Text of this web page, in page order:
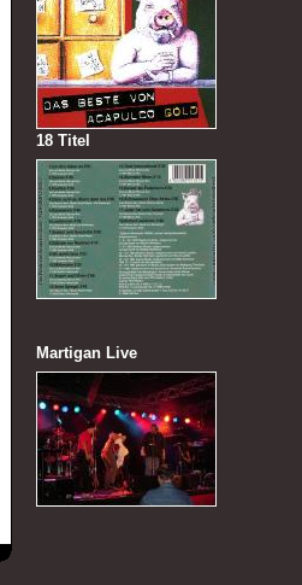
18 Titel
Martigan Live